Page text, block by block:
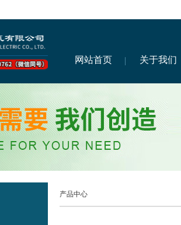
网站首页 关于我们
产品中心